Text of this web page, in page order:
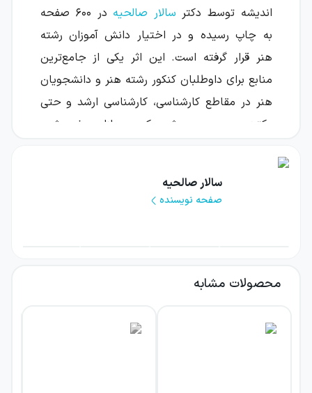
اندیشه توسط دکتر سالار صالحیه
در ۶۰۰ صفحه
به چاپ رسیده و در اختیار دانش آموزان رشته
هنر قرار گرفته است. این اثر یکی از جامع‌ترین
منابع برای داوطلبان کنکور رشته هنر و دانشجویان
هنر در مقاطع کارشناسی، کارشناسی ارشد و حتی
دکتری محسوب می‌شود که به بازار عرضه شده
همان‌طور که از عنوان کتاب مشخص است، تمرکز
آن بر ارائه نکات کلیدی و کاربردی تاریخ هنر ایران
مجموعه‌ای کامل از مباحث مربوط به تاریخ هنر را
سالار صالحیه
صفحه نویسنده
محصولات مشابه